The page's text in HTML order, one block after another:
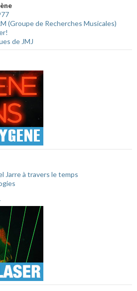
(Groupe de Recherches Musicales)
de JMJ
Jarre à travers le temps